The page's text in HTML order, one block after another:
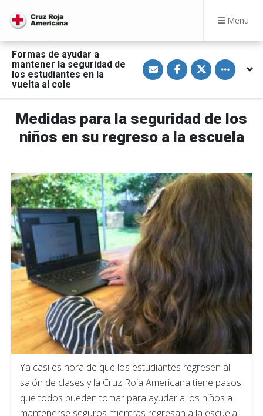
Menu
Formas de ayudar a
mantener la seguridad de
los estudiantes en la
vuelta al cole
S
h
a
a
E
m
a
S
h
a
n
F
a
c
e
k
S
h
a
T
w
i
t
Toggle
Medidas para la seguridad de los
niños en su regreso a la escuela
Ya casi es hora de que los estudiantes regresen al
salón de clases y la Cruz Roja Americana tiene pasos
que todos pueden tomar para ayudar a los niños a
mantenerse seguros mientras regresan a la escuela.